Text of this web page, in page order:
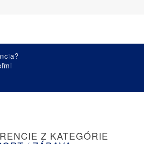
Z KATEGÓRIE